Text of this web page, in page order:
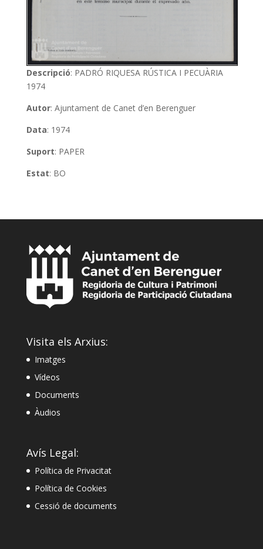
Descripció: PADRÓ RIQUESA RÚSTICA I PECUÀRIA
1974
Autor: Ajuntament de Canet d’en Berenguer
Data: 1974
Suport: PAPER
Estat: BO
Visita els Arxius:
Imatges
Vídeos
Documents
Àudios
Avís Legal:
Política de Privacitat
Política de Cookies
Cessió de documents